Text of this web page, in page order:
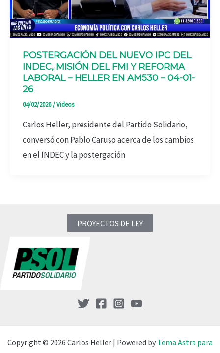
POSTERGACIÓN DEL NUEVO IPC DEL
INDEC, MISIÓN DEL FMI Y REFORMA
LABORAL – HELLER EN AM530 – 04-01-
26
04/02/2026/Videos
Carlos Heller, presidente del Partido Solidario,
conversó con Pablo Caruso acerca de los cambios
en el INDEC y la postergación
PROYECTOS DE LEY
Copyright © 2026 Carlos Heller | Powered by Tema Astra para